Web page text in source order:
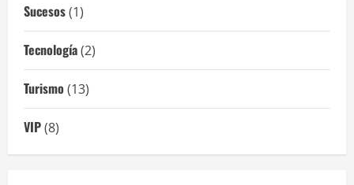
Sucesos(1)
Tecnología(2)
Turismo (13)
VIP(8)